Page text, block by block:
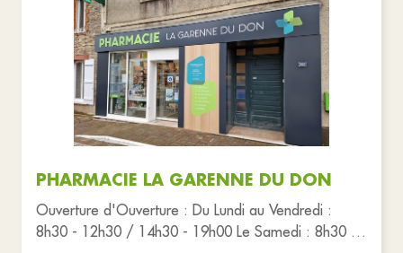
PHARMACIE LA GARENNE DU DON
Ouverture d'Ouverture : Du Lundi au Vendredi :
8h30 - 12h30 / 14h30 - 19h00 Le Samedi : 8h30 -